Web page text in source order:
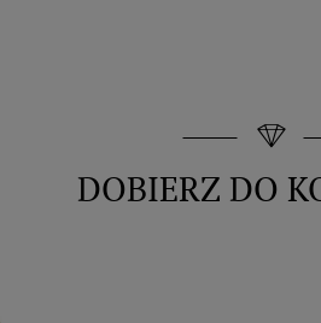
DOBIERZ DO